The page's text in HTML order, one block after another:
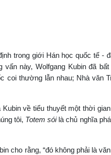
trong giới Hán học quốc tế -
vấn này, Wolfgang Kubin đã
coi thường lẫn nhau; Nhà văn
về tiểu thuyết một thời
tôi, Totem sói là chủ nghĩa
cho rằng, “đó không phải là